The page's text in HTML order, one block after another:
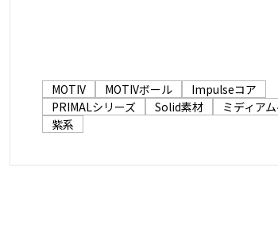
MOTIV MOTIVボール
Impulseコア
PRIMALシリーズ
Solid素材
ミディア
紫系